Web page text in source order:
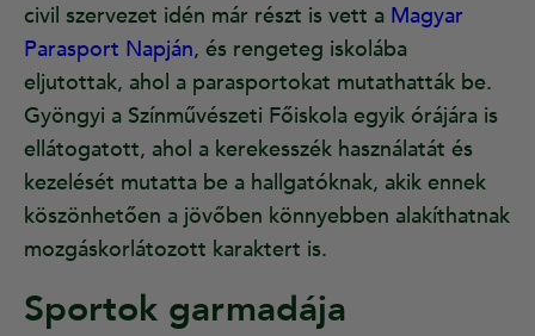
civil szervezet idén már részt is vett a Magyar
Parasport Napján, és rengeteg iskolába
eljutottak, ahol a parasportokat mutathatták be.
Gyöngyi a Színművészeti Főiskola egyik órájára is
ellátogatott, ahol a kerekesszék használatát és
kezelését mutatta be a hallgatóknak, akik ennek
köszönhetően a jövőben könnyebben alakíthatnak
mozgáskorlátozott karaktert is.
Sportok garmadája